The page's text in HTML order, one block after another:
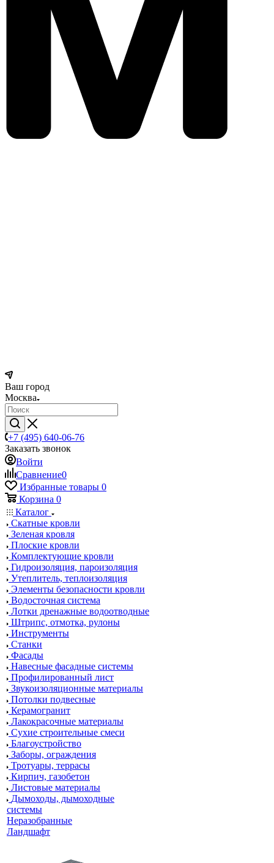
Ваш город
Москва
+7 (495) 640-06-76
Заказать звонок
Войти
Сравнение0
Избранные товары 0
Корзина 0
Каталог
Скатные кровли
Зеленая кровля
Плоские кровли
Комплектующие кровли
Гидроизоляция, пароизоляция
Утеплитель, теплоизоляция
Элементы безопасности кровли
Водосточная система
Лотки дренажные водоотводные
Штрипс, отмотка, рулоны
Инструменты
Станки
Фасады
Навесные фасадные системы
Профилированный лист
Звукоизоляционные материалы
Потолки подвесные
Керамогранит
Лакокрасочные материалы
Сухие строительные смеси
Благоустройство
Заборы, ограждения
Тротуары, террасы
Кирпич, газобетон
Листовые материалы
Дымоходы, дымоходные
системы
Неразобранные
Ландшафт